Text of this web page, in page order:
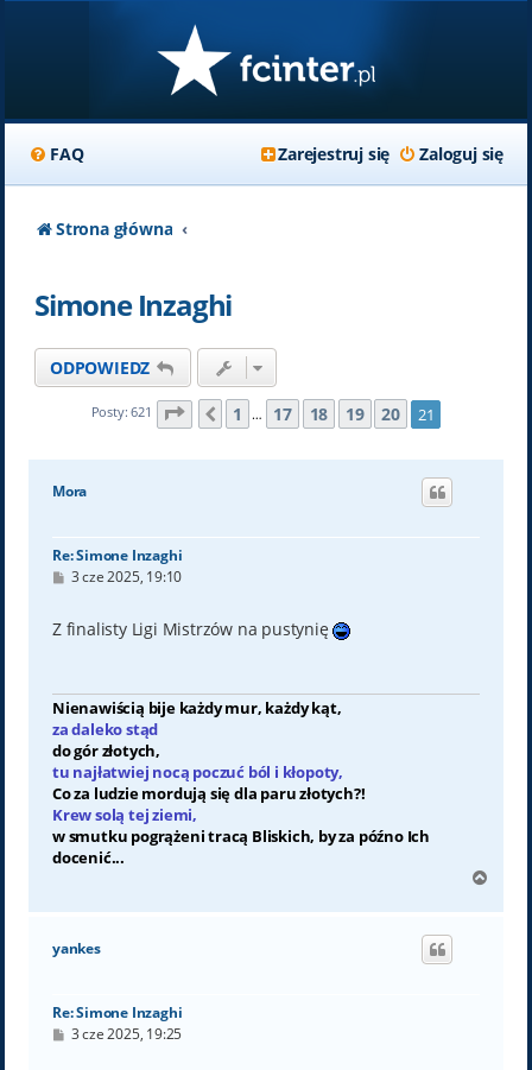
FAQ Zaloguj się
Zarejestruj się
Strona główna
Simone Inzaghi
ODPOWIEDZ
Posty: 621 Strona 21 z21
Poprzednia
1 … 17 18 19 20 21
Mora
Re: Simone Inzaghi
P
t
3 cze 2025, 19:10
Z finalisty Ligi Mistrzów na pustynię
Nienawiścią bije każdy mur, każdy kąt,
za daleko stąd
do gór złotych,
tu najłatwiej nocą poczuć ból i kłopoty,
Co za ludzie mordują się dla paru złotych?!
Krew solą tej ziemi,
w smutku pogrążeni tracą Bliskich, by za późno Ich
docenić...
g
yankes
Re: Simone Inzaghi
P3 cze 2025, 19:25